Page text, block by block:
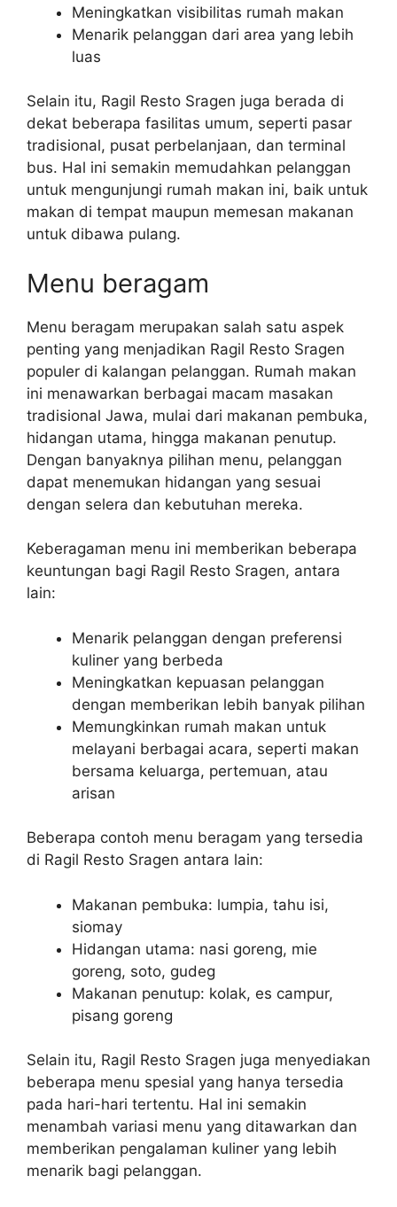
Meningkatkan visibilitas rumah makan
Menarik pelanggan dari area yang lebih
luas
Selain itu, Ragil Resto Sragen juga berada di
dekat beberapa fasilitas umum, seperti pasar
tradisional, pusat perbelanjaan, dan terminal
bus. Hal ini semakin memudahkan pelanggan
untuk mengunjungi rumah makan ini, baik untuk
makan di tempat maupun memesan makanan
untuk dibawa pulang.
Menu beragam
Menu beragam merupakan salah satu aspek
penting yang menjadikan Ragil Resto Sragen
populer di kalangan pelanggan. Rumah makan
ini menawarkan berbagai macam masakan
tradisional Jawa, mulai dari makanan pembuka,
hidangan utama, hingga makanan penutup.
Dengan banyaknya pilihan menu, pelanggan
dapat menemukan hidangan yang sesuai
dengan selera dan kebutuhan mereka.
Keberagaman menu ini memberikan beberapa
keuntungan bagi Ragil Resto Sragen, antara
lain:
Menarik pelanggan dengan preferensi
kuliner yang berbeda
Meningkatkan kepuasan pelanggan
dengan memberikan lebih banyak pilihan
Memungkinkan rumah makan untuk
melayani berbagai acara, seperti makan
bersama keluarga, pertemuan, atau
arisan
Beberapa contoh menu beragam yang tersedia
di Ragil Resto Sragen antara lain:
Makanan pembuka: lumpia, tahu isi,
siomay
Hidangan utama: nasi goreng, mie
goreng, soto, gudeg
Makanan penutup: kolak, es campur,
pisang goreng
Selain itu, Ragil Resto Sragen juga menyediakan
beberapa menu spesial yang hanya tersedia
pada hari-hari tertentu. Hal ini semakin
menambah variasi menu yang ditawarkan dan
memberikan pengalaman kuliner yang lebih
menarik bagi pelanggan.